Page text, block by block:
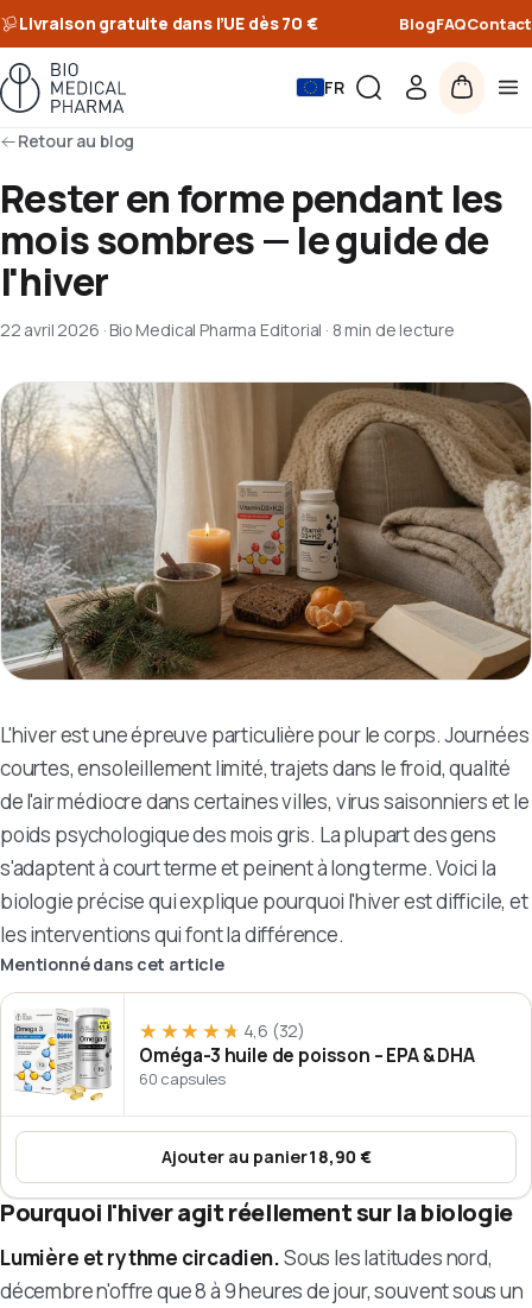
Livraison gratuite dans l’UE dès 70 € BlogFAQContact
FR
Retour au blog
Rester en forme pendant les
mois sombres — le guide de
l'hiver
22 avril 2026 · Bio Medical Pharma Editorial · 8 min de lecture
L'hiver est une épreuve particulière pour le corps. Journées
courtes, ensoleillement limité, trajets dans le froid, qualité
de l'air médiocre dans certaines villes, virus saisonniers et le
poids psychologique des mois gris. La plupart des gens
s'adaptent à court terme et peinent à long terme. Voici la
biologie précise qui explique pourquoi l'hiver est difficile, et
les interventions qui font la différence.
Mentionné dans cet article
★★★★★
★★★★★ 4,6 (32)
Oméga-3 huile de poisson – EPA & DHA
60 capsules
Ajouter au panier18,90 €
:Oméga-3 huile de poisson –
Pourquoi l'hiver agit réellement sur la biologie
Lumière et rythme circadien.Sous les latitudes nord,
décembre n'offre que 8 à 9 heures de jour, souvent sous un